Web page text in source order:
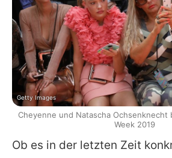
Ob es in der letzten Zeit
Getty Images
Cheyenne und Natascha Ochsenknecht
Week 2019